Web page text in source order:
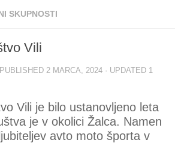
SKUPNOSTI
Vili
PUBLISHED 2 MARCA, 2024 · UPDATED 1
Vili je bilo ustanovljeno leta
je v okolici Žalca. Namen
avto moto športa v